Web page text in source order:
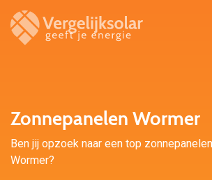
Zonnepanelen Wormer
Ben jij opzoek naar een top
Wormer?